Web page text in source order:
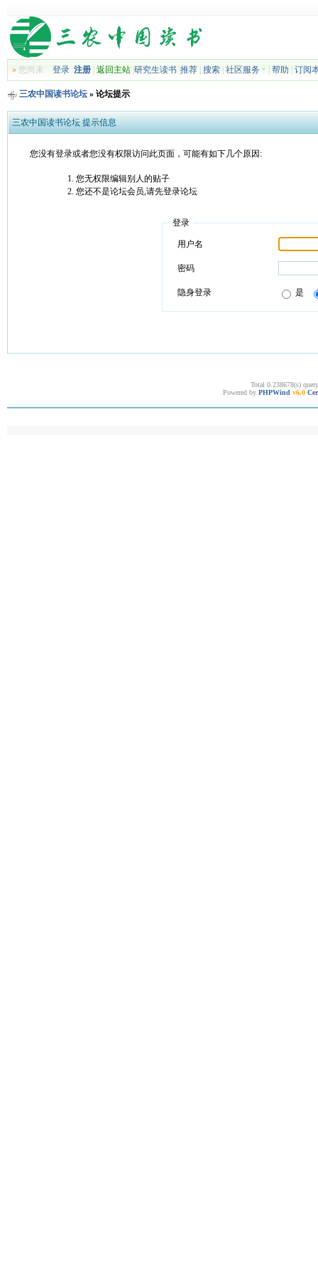
»您尚未 登录 注册| 返回主站| 研究生读书| 推荐| 搜索| 社区服务 帮助 订阅
三农中国读书论坛» 论坛提示
三农中国读书论坛 提示信息
您没有登录或者您没有权限访问此页面，可能有如下几个原因:
您无权限编辑别人的贴子
您还不是论坛会员,请先登录论坛
登录
用户名
密码
隐身登录 是
Total 0.238678(s)
Powered by PHPWind v6.0